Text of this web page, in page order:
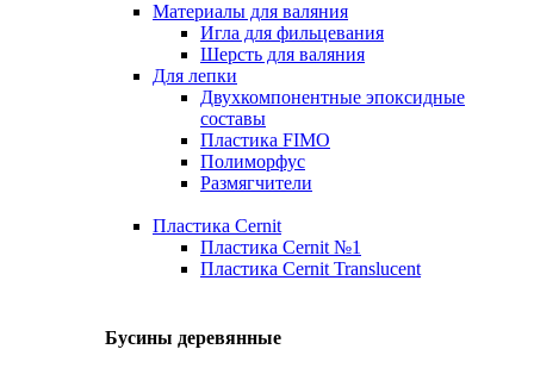
Материалы для валяния
Игла для фильцевания
Шерсть для валяния
Для лепки
Двухкомпонентные эпоксидные
составы
Пластика FIMO
Полиморфус
Размягчители
Пластика Cernit
Пластика Cernit №1
Пластика Cernit Translucent
Бусины деревянные